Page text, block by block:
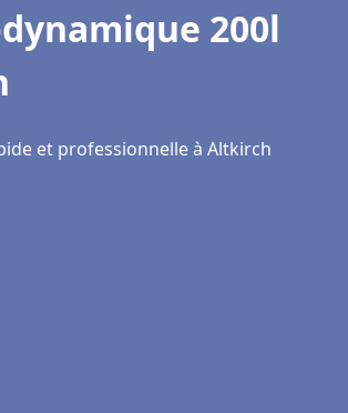
200l
et professionnelle à Altkirch